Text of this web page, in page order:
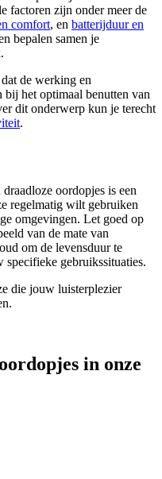
factoren zijn onder meer de
comfort, en batterijduur en
bepalen samen je
de werking en
het optimaal benutten van
dit onderwerp kun je terecht
.
oordopjes is een
regelmatig wilt gebruiken
omgevingen. Let goed op
van de mate van
om de levensduur te
specifieke gebruikssituaties.
die jouw luisterplezier
in onze